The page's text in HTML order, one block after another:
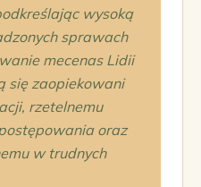
wysoką
sprawach
mecenas Lidii
się zaopiekowani
rzetelnemu
oraz
w trudnych